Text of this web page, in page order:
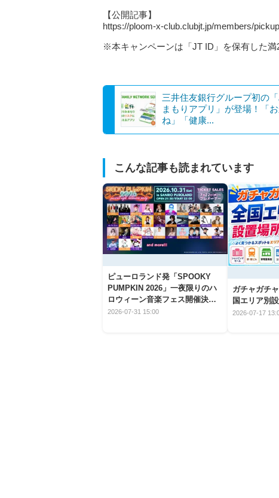
【公開記事】
https://ploom-x-club.clubjt.jp/members/
※本キャンペーンは「JT ID」を保有した満
三井住友銀行グループ初の
まもりアプリ」が登場！「
ね」「健康...
こんな記事も読まれています
ピューロランド発「SPOOKY
PUMPKIN 2026」一夜限りのハ
ロウィーン音楽フェス開催決
定！
2026-07-31 15:00
ガチャガチ
国エリア別
2026-07-17